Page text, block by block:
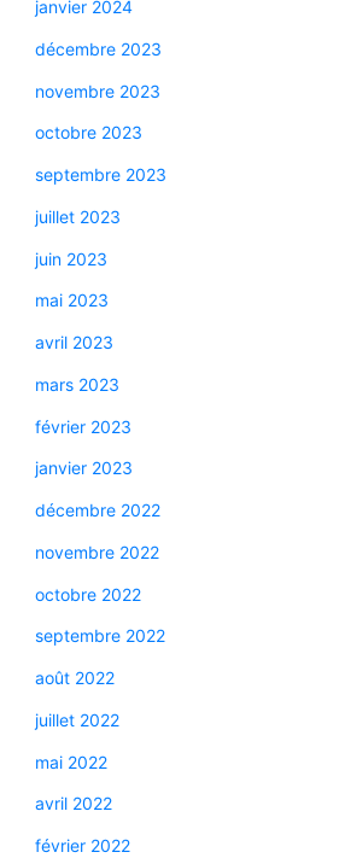
janvier 2024
décembre 2023
novembre 2023
octobre 2023
septembre 2023
juillet 2023
juin 2023
mai 2023
avril 2023
mars 2023
février 2023
janvier 2023
décembre 2022
novembre 2022
octobre 2022
septembre 2022
août 2022
juillet 2022
mai 2022
avril 2022
février 2022